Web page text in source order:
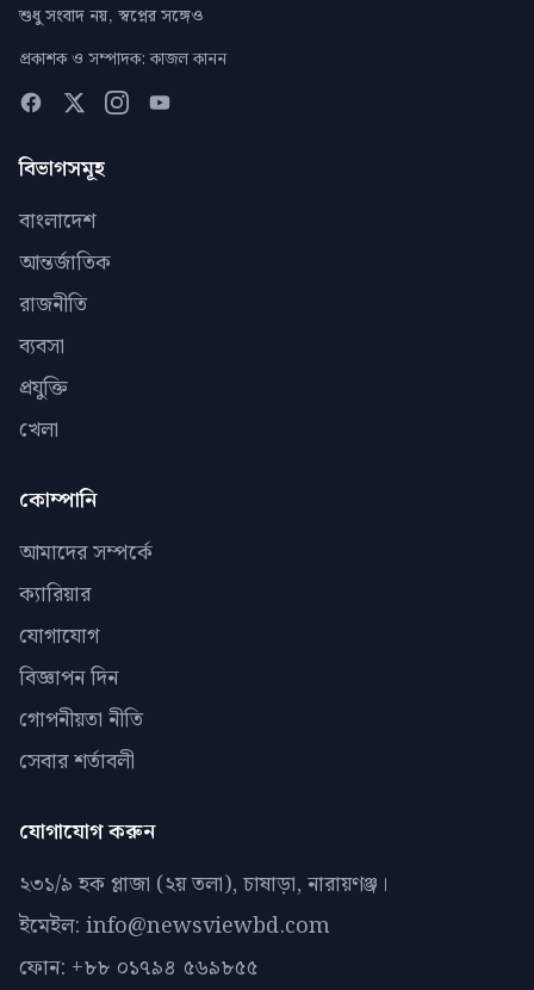
শুধু সংবাদ নয়, স্বপ্নের সঙ্গেও
প্রকাশক ও সম্পাদক: কাজল কানন
বিভাগসমূহ
বাংলাদেশ
আন্তর্জাতিক
রাজনীতি
ব্যবসা
প্রযুক্তি
খেলা
কোম্পানি
আমাদের সম্পর্কে
ক্যারিয়ার
যোগাযোগ
বিজ্ঞাপন দিন
গোপনীয়তা নীতি
সেবার শর্তাবলী
যোগাযোগ করুন
২৩১/৯ হক প্লাজা (২য় তলা), চাষাড়া, নারায়ণঞ্জ।
ইমেইল: info@newsviewbd.com
ফোন: +৮৮ ০১৭৯৪ ৫৬৯৮৫৫